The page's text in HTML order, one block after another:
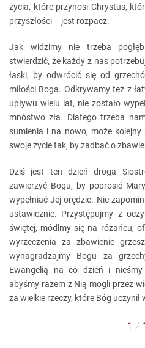
życia, które przynosi Chrystus,
przyszłości – jest rozpacz.
Jak widzimy nie trzeba
stwierdzić, że każdy z nas
łaski, by odwrócić się od
miłości Boga. Odkrywamy też z
upływu wielu lat, nie zostało
mnóstwo zła. Dlatego trzeba
sumienia i na nowo, może kolejny
swoje życie tak, by zadbać o
Dziś jest ten dzień droga
zawierzyć Bogu, by poprosić
wypełniać Jej orędzie. Nie
ustawicznie. Przystępujmy z
świętej, módlmy się na różańcu,
wyrzeczenia za zbawienie
wynagradzajmy Bogu za
Ewangelią na co dzień i
abyśmy razem z Nią mogli przez
za wielkie rzeczy, które Bóg uczynił
1 /